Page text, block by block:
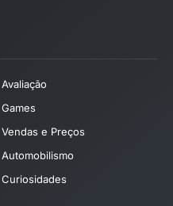
Avaliação
Games
Vendas e Preços
Automobilismo
Curiosidades